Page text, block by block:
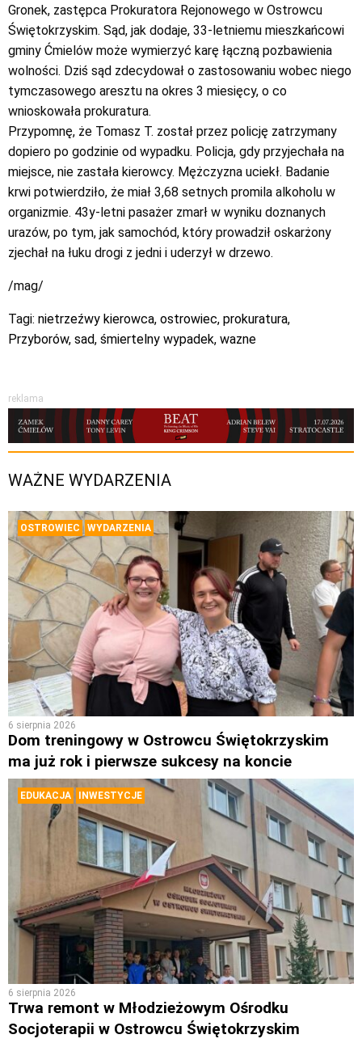
Gronek, zastępca Prokuratora Rejonowego w Ostrowcu
Świętokrzyskim. Sąd, jak dodaje, 33-letniemu mieszkańcowi
gminy Ćmielów może wymierzyć karę łączną pozbawienia
wolności. Dziś sąd zdecydował o zastosowaniu wobec niego
tymczasowego aresztu na okres 3 miesięcy, o co
wnioskowała prokuratura.
Przypomnę, że Tomasz T. został przez policję zatrzymany
dopiero po godzinie od wypadku. Policja, gdy przyjechała na
miejsce, nie zastała kierowcy. Mężczyzna uciekł. Badanie
krwi potwierdziło, że miał 3,68 setnych promila alkoholu w
organizmie. 43y-letni pasażer zmarł w wyniku doznanych
urazów, po tym, jak samochód, który prowadził oskarżony
zjechał na łuku drogi z jedni i uderzył w drzewo.
/mag/
Tagi: nietrzeźwy kierowca, ostrowiec, prokuratura,
Przyborów, sad, śmiertelny wypadek, wazne
reklama
WAŻNE WYDARZENIA
OSTROWIEC WYDARZENIA
6 sierpnia 2026
Dom treningowy w Ostrowcu Świętokrzyskim
ma już rok i pierwsze sukcesy na koncie
EDUKACJA INWESTYCJE
6 sierpnia 2026
Trwa remont w Młodzieżowym Ośrodku
Socjoterapii w Ostrowcu Świętokrzyskim